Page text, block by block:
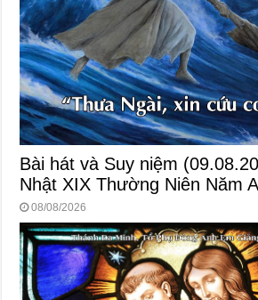
Bài hát và Suy niệm
Nhật XIX Thường Niên Năm
08/08/2026